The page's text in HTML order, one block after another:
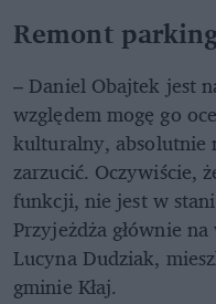
Remont
– Daniel Obajtek jest
względem mogę go
kulturalny, absolutnie
zarzucić. Oczywiście,
funkcji, nie jest w
Przyjeżdża głównie
Lucyna Dudziak,
gminie Kłaj.